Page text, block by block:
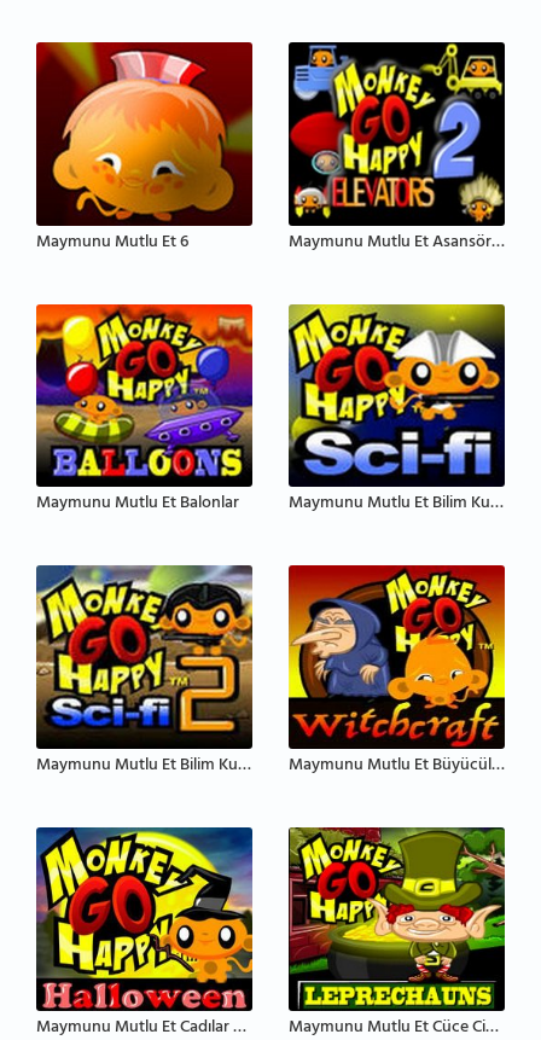
Maymunu Mutlu Et 6 Maymunu Mutlu Et Asansörler 2
Maymunu Mutlu Et Balonlar Maymunu Mutlu Et Bilim Kurgu
Maymunu Mutlu Et Bilim Kurgu 2 Maymunu Mutlu Et Büyücülük
Maymunu Mutlu Et Cadılar Bayramı Maymunu Mutlu Et Cüce Cinler